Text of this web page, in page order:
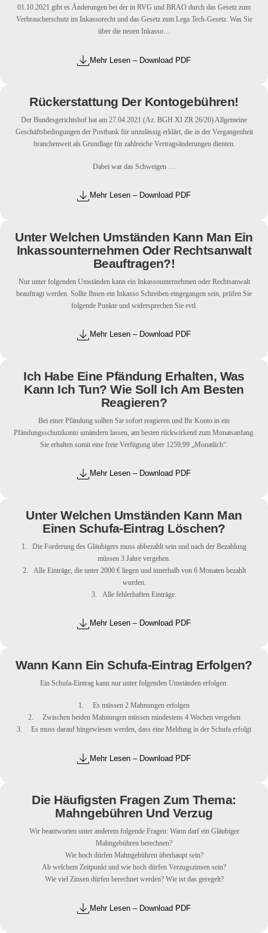
01.10.2021 gibt es Änderungen bei der in RVG und BRAO durch das Gesetz zum
Verbraucherschutz im Inkassorecht und das Gesetz zum Lega Tech-Gesetz. Was Sie
über die neuen Inkasso…
Mehr Lesen – Download PDF
Rückerstattung Der Kontogebühren!
Der Bundesgerichtshof hat am 27.04.2021 (Az. BGH XI ZR 26/20) Allgemeine
Geschäftsbedingungen der Postbank für unzulässig erklärt, die in der Vergangenheit
branchenweit als Grundlage für zahlreiche Vertragsänderungen dienten.
Dabei war das Schweigen …
Mehr Lesen – Download PDF
Unter Welchen Umständen Kann Man Ein
Inkassounternehmen Oder Rechtsanwalt
Beauftragen?!
Nur unter folgenden Umständen kann ein Inkassounternehmen oder Rechtsanwalt
beauftragt werden. Sollte Ihnen ein Inkasso Schreiben eingegangen sein, prüfen Sie
folgende Punkte und widersprechen Sie evtl.
Mehr Lesen – Download PDF
Ich Habe Eine Pfändung Erhalten, Was
Kann Ich Tun? Wie Soll Ich Am Besten
Reagieren?
Bei einer Pfändung sollten Sie sofort reagieren und Ihr Konto in ein
Pfändungsschutzkonto umändern lassen, am besten rückwirkend zum Monatsanfang.
Sie erhalten somit eine freie Verfügung über 1259,99 „Monatlich“.
Mehr Lesen – Download PDF
Unter Welchen Umständen Kann Man
Einen Schufa-Eintrag Löschen?
1. Die Forderung des Gläubigers muss abbezahlt sein und nach der Bezahlung
müssen 3 Jahre vergehen.
2. Alle Einträge, die unter 2000 € liegen und innerhalb von 6 Monaten bezahlt
wurden.
3. Alle fehlerhaften Einträge.
Mehr Lesen – Download PDF
Wann Kann Ein Schufa-Eintrag Erfolgen?
Ein Schufa-Eintrag kann nur unter folgenden Umständen erfolgen:
1. Es müssen 2 Mahnungen erfolgen
2. Zwischen beiden Mahnungen müssen mindestens 4 Wochen vergehen
3. Es muss darauf hingewiesen werden, dass eine Meldung in der Schufa erfolgt
Mehr Lesen – Download PDF
Die Häufigsten Fragen Zum Thema:
Mahngebühren Und Verzug
Wir beantworten unter anderem folgende Fragen: Wann darf ein Gläubiger
Mahngebühren berechnen?
Wie hoch dürfen Mahngebühren überhaupt sein?
Ab welchem Zeitpunkt und wie hoch dürfen Verzugszinsen sein?
Wie viel Zinsen dürfen berechnet werden? Wie ist das geregelt?
Mehr Lesen – Download PDF